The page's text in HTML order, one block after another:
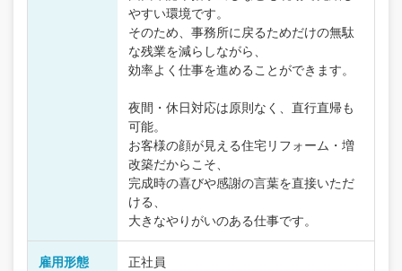
やすい環境です。
そのため、事務所に戻るためだけの無駄
な残業を減らしながら、
効率よく仕事を進めることができます。
夜間・休日対応は原則なく、直行直帰も
可能。
お客様の顔が見える住宅リフォーム・増
改築だからこそ、
完成時の喜びや感謝の言葉を直接いただ
ける、
大きなやりがいのある仕事です。
雇用形態 正社員